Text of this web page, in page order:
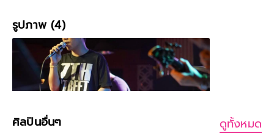
รูปภาพ (4)
ศิลปินอื่นๆ ดูทั้งหมด